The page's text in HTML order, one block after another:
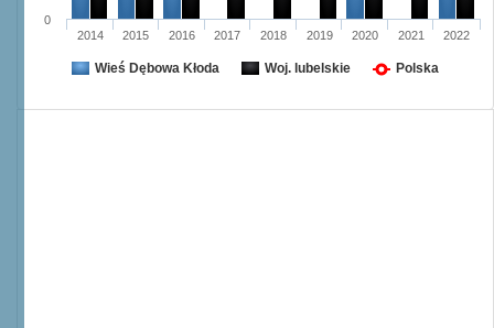
2014 2015 2016 2017 2018 2019 2020 2021 2022
0
Wieś Dębowa Kłoda Woj. lubelskie Polska